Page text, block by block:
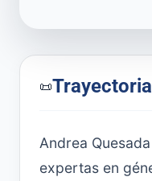
📜
Andrea
expertas en